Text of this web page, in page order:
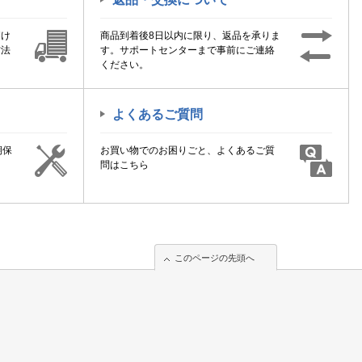
商品到着後8日以内に限り、返品を承りま
す。サポートセンターまで事前にご連絡
ください。
保
よくあるご質問
お買い物でのお困りごと、よくあるご質
問はこちら
このページの先頭へ
このページの先頭へ